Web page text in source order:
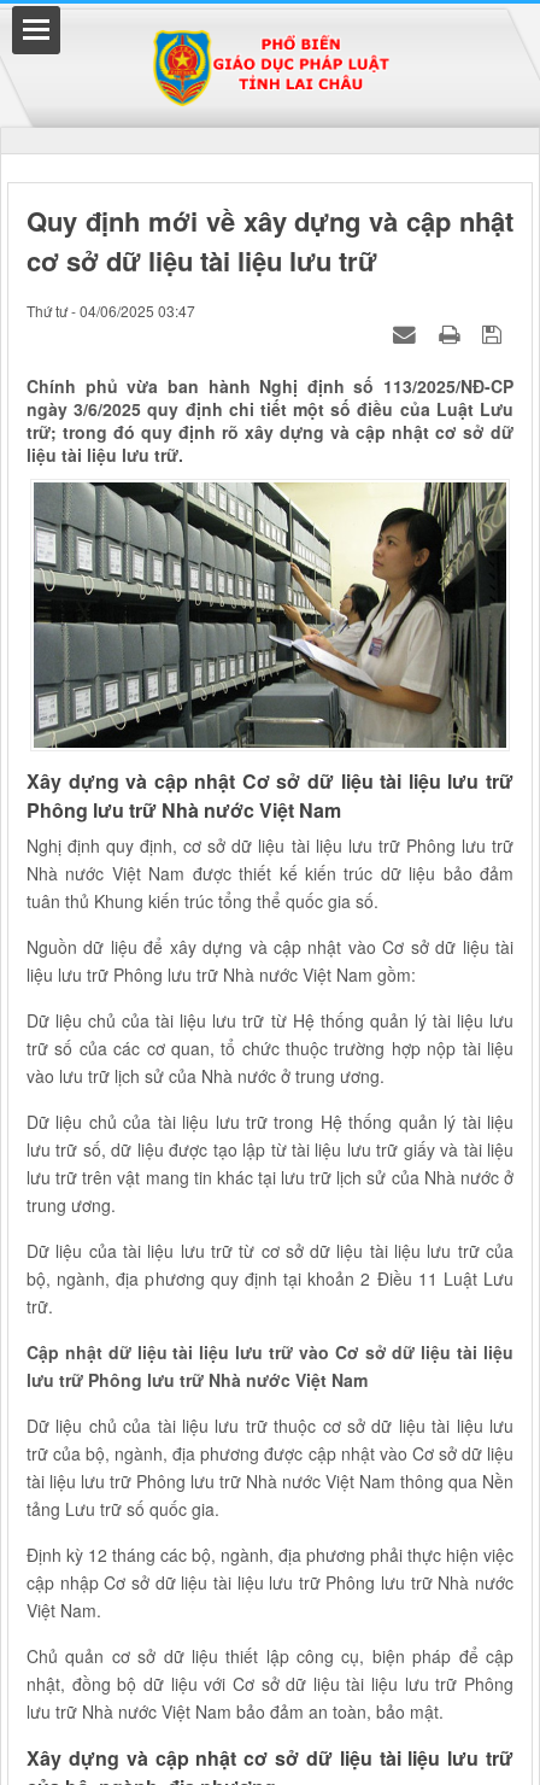
Quy định mới về xây dựng và cập nhật
cơ sở dữ liệu tài liệu lưu trữ
Thứ tư - 04/06/2025 03:47
Chính phủ vừa ban hành Nghị định số 113/2025/NĐ-CP
ngày 3/6/2025 quy định chi tiết một số điều của Luật Lưu
trữ; trong đó quy định rõ xây dựng và cập nhật cơ sở dữ
liệu tài liệu lưu trữ.
Xây dựng và cập nhật Cơ sở dữ liệu tài liệu lưu trữ
Phông lưu trữ Nhà nước Việt Nam
Nghị định quy định, cơ sở dữ liệu tài liệu lưu trữ Phông lưu trữ
Nhà nước Việt Nam được thiết kế kiến trúc dữ liệu bảo đảm
tuân thủ Khung kiến trúc tổng thể quốc gia số.
Nguồn dữ liệu để xây dựng và cập nhật vào Cơ sở dữ liệu tài
liệu lưu trữ Phông lưu trữ Nhà nước Việt Nam gồm:
Dữ liệu chủ của tài liệu lưu trữ từ Hệ thống quản lý tài liệu lưu
trữ số của các cơ quan, tổ chức thuộc trường hợp nộp tài liệu
vào lưu trữ lịch sử của Nhà nước ở trung ương.
Dữ liệu chủ của tài liệu lưu trữ trong Hệ thống quản lý tài liệu
lưu trữ số, dữ liệu được tạo lập từ tài liệu lưu trữ giấy và tài liệu
lưu trữ trên vật mang tin khác tại lưu trữ lịch sử của Nhà nước ở
trung ương.
Dữ liệu của tài liệu lưu trữ từ cơ sở dữ liệu tài liệu lưu trữ của
bộ, ngành, địa phương quy định tại khoản 2 Điều 11 Luật Lưu
trữ.
Cập nhật dữ liệu tài liệu lưu trữ vào Cơ sở dữ liệu tài liệu
lưu trữ Phông lưu trữ Nhà nước Việt Nam
Dữ liệu chủ của tài liệu lưu trữ thuộc cơ sở dữ liệu tài liệu lưu
trữ của bộ, ngành, địa phương được cập nhật vào Cơ sở dữ liệu
tài liệu lưu trữ Phông lưu trữ Nhà nước Việt Nam thông qua Nền
tảng Lưu trữ số quốc gia.
Định kỳ 12 tháng các bộ, ngành, địa phương phải thực hiện việc
cập nhập Cơ sở dữ liệu tài liệu lưu trữ Phông lưu trữ Nhà nước
Việt Nam.
Chủ quản cơ sở dữ liệu thiết lập công cụ, biện pháp để cập
nhật, đồng bộ dữ liệu với Cơ sở dữ liệu tài liệu lưu trữ Phông
lưu trữ Nhà nước Việt Nam bảo đảm an toàn, bảo mật.
Xây dựng và cập nhật cơ sở dữ liệu tài liệu lưu trữ
Đã kết nối EMC